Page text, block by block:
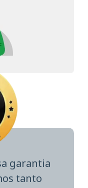
garantia
tanto